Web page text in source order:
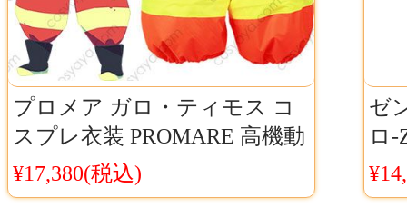
プロメア ガロ・ティモス コ
スプレ衣装 PROMARE 高機動
救命消防隊バーニングレスキ
ュー ガロ
¥17,380(税込)
ゼ
ロ-
ス
無